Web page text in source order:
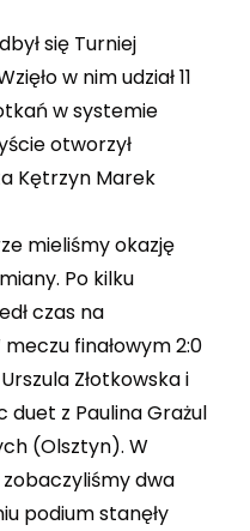
się Turniej
w nim udział 11
w systemie
otworzył
Kętrzyn Marek
mieliśmy okazję
Po kilku
czas na
finałowym 2:0
Złotkowska i
z Paulina Grażul
(Olsztyn). W
dwa
podium stanęły